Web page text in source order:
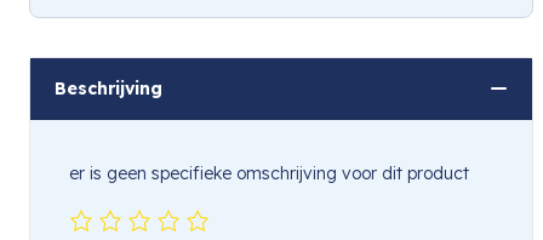
Beschrijving
er is geen specifieke omschrijving voor dit product